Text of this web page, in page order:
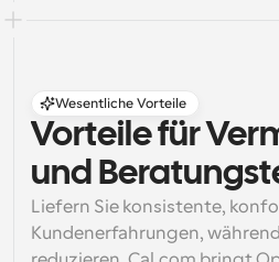
Wesentliche Vorteile
Vorteile für
und
Liefern Sie konsistente,
Kundenerfahrungen,